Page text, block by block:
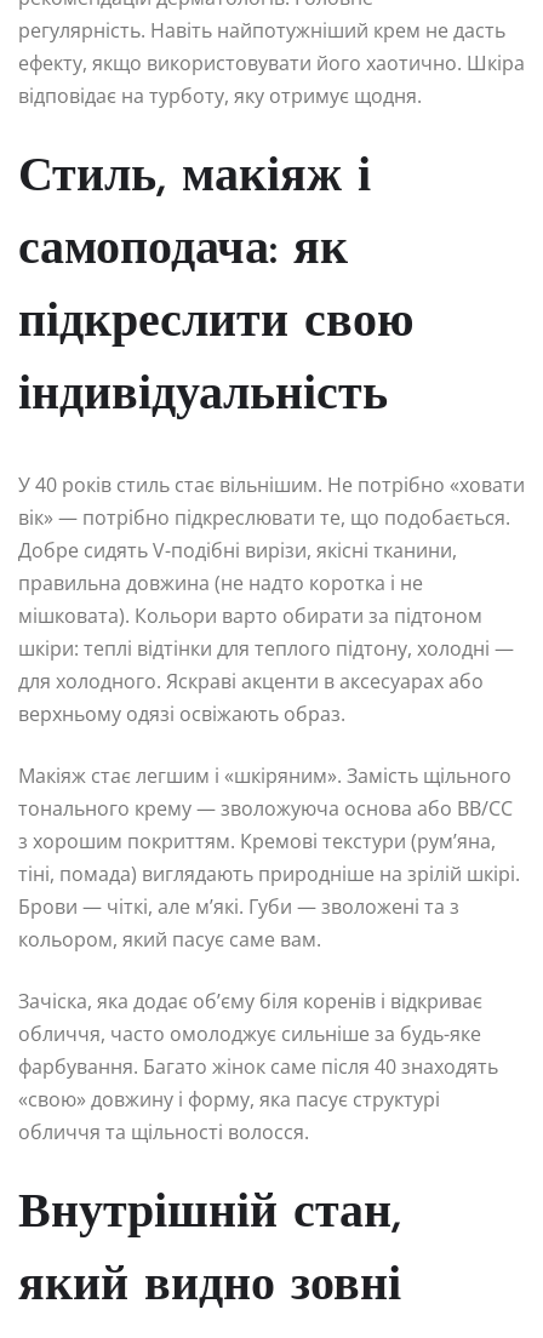
регулярність. Навіть найпотужніший крем не дасть
ефекту, якщо використовувати його хаотично. Шкіра
відповідає на турботу, яку отримує щодня.
Стиль, макіяж і
самоподача: як
підкреслити свою
індивідуальність
У 40 років стиль стає вільнішим. Не потрібно «ховати
вік» — потрібно підкреслювати те, що подобається.
Добре сидять V-подібні вирізи, якісні тканини,
правильна довжина (не надто коротка і не
мішковата). Кольори варто обирати за підтоном
шкіри: теплі відтінки для теплого підтону, холодні —
для холодного. Яскраві акценти в аксесуарах або
верхньому одязі освіжають образ.
Макіяж стає легшим і «шкіряним». Замість щільного
тонального крему — зволожуюча основа або BB/CC
з хорошим покриттям. Кремові текстури (рум’яна,
тіні, помада) виглядають природніше на зрілій шкірі.
Брови — чіткі, але м’які. Губи — зволожені та з
кольором, який пасує саме вам.
Зачіска, яка додає об’єму біля коренів і відкриває
обличчя, часто омолоджує сильніше за будь-яке
фарбування. Багато жінок саме після 40 знаходять
«свою» довжину і форму, яка пасує структурі
обличчя та щільності волосся.
Внутрішній стан,
який видно зовні